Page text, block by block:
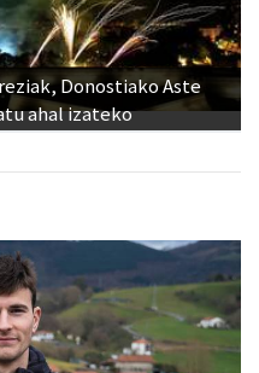
Donostiako Aste
ahal izateko